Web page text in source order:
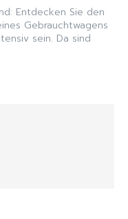
Entdecken Sie den
Gebrauchtwagens
sein. Da sind